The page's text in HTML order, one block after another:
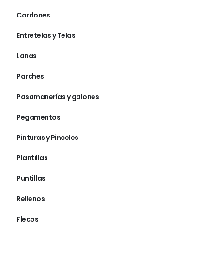
Cordones
Entretelas y Telas
Lanas
Parches
Pasamanerías y galones
Pegamentos
Pinturas y Pinceles
Plantillas
Puntillas
Rellenos
Flecos